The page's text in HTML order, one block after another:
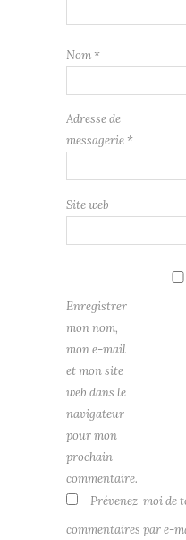
Nom *
Adresse de
messagerie *
Site web
Enregistrer
mon nom,
mon e-mail
et mon site
web dans le
navigateur
pour mon
prochain
commentaire.
Prévenez-moi de
commentaires par e-